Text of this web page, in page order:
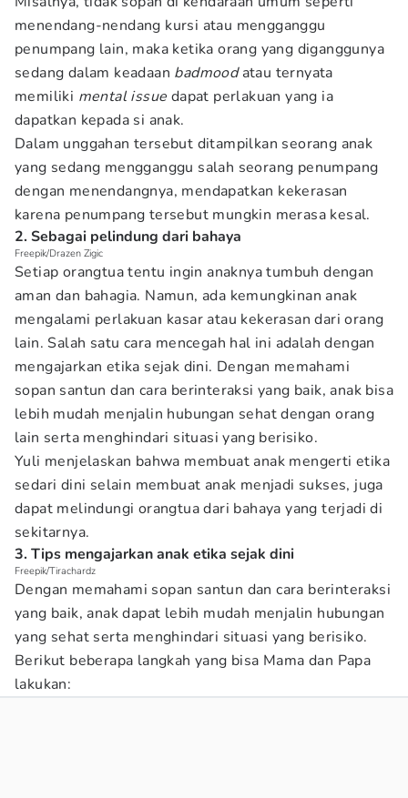
menendang-nendang kursi atau mengganggu
penumpang lain, maka ketika orang yang diganggunya
sedang dalam keadaan badmoodatau ternyata
memiliki mental issue dapat perlakuan yang ia
dapatkan kepada si anak.
Dalam unggahan tersebut ditampilkan seorang anak
yang sedang mengganggu salah seorang penumpang
dengan menendangnya, mendapatkan kekerasan
karena penumpang tersebut mungkin merasa kesal.
2. Sebagai pelindung dari bahaya
Freepik/Drazen Zigic
Setiap orangtua tentu ingin anaknya tumbuh dengan
aman dan bahagia. Namun, ada kemungkinan anak
mengalami perlakuan kasar atau kekerasan dari orang
lain. Salah satu cara mencegah hal ini adalah dengan
mengajarkan etika sejak dini. Dengan memahami
sopan santun dan cara berinteraksi yang baik, anak bisa
lebih mudah menjalin hubungan sehat dengan orang
lain serta menghindari situasi yang berisiko.
Yuli menjelaskan bahwa membuat anak mengerti etika
sedari dini selain membuat anak menjadi sukses, juga
dapat melindungi orangtua dari bahaya yang terjadi di
sekitarnya.
3. Tips mengajarkan anak etika sejak dini
Freepik/Tirachardz
Dengan memahami sopan santun dan cara berinteraksi
yang baik, anak dapat lebih mudah menjalin hubungan
yang sehat serta menghindari situasi yang berisiko.
Berikut beberapa langkah yang bisa Mama dan Papa
lakukan: